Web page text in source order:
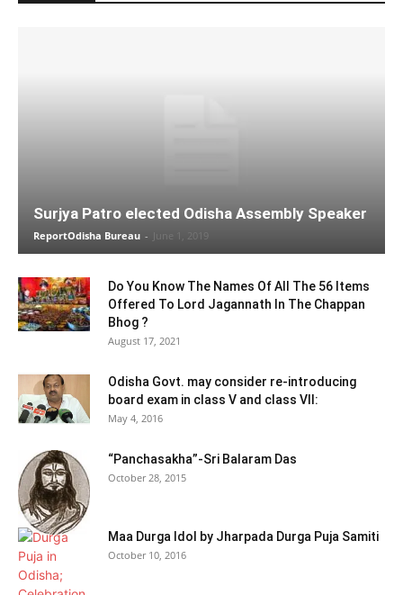
Surjya Patro elected Odisha Assembly Speaker
ReportOdisha Bureau - June 1, 2019
Do You Know The Names Of All The 56 Items
Offered To Lord Jagannath In The Chappan
Bhog ?
August 17, 2021
Odisha Govt. may consider re-introducing
board exam in class V and class VII:
May 4, 2016
“Panchasakha”-Sri Balaram Das
October 28, 2015
Maa Durga Idol by Jharpada Durga Puja Samiti
October 10, 2016